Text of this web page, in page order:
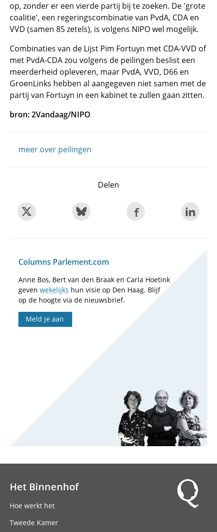
op, zonder er een vierde partij bij te zoeken. De 'grote
coalitie', een regeringscombinatie van PvdA, CDA en
VVD (samen 85 zetels), is volgens NIPO wel mogelijk.
Combinaties van de Lijst Pim Fortuyn met CDA-VVD of
met PvdA-CDA zou volgens de peilingen beslist een
meerderheid opleveren, maar PvdA, VVD, D66 en
GroenLinks hebben al aangegeven niet samen met de
partij van Fortuyn in een kabinet te zullen gaan zitten.
bron: 2Vandaag/NIPO
meer over peilingen
Delen
Columns Parlement.com
Anne Bos, Bert van den Braak en Carla Hoetink
geven wekelijks hun visie op Den Haag. Blijf
op de hoogte via de nieuwsbrief.
Meld je aan
Het Binnenhof
Hoe werkt het
Tweede Kamer